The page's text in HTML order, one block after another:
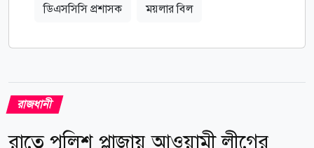
ডিএসসিসি প্রশাসক ময়লার বিল
রাজধানী
রাতে পুলিশ প্লাজায় আওয়ামী লীগের